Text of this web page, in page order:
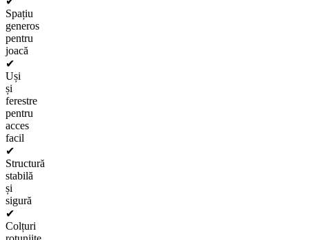
Spațiu
generos
pentru
joacă
✔
Uși
și
ferestre
pentru
acces
facil
✔
Structură
stabilă
și
sigură
✔
Colțuri